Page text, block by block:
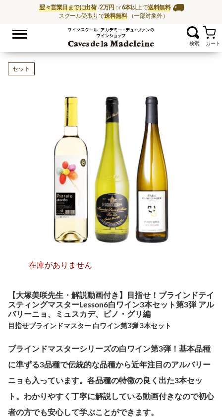
翌々営業日までに出荷/2万円 or6本以上で送料無料
スクール受取りで送料無料 （一部対象外）
ワイン通販ならワイ
お気に入
セット
在庫がありません
【大塚美咲先生・解説動画付き】目指せ！ブラインドテイ
スティングマスターLesson6白ワイン3本セット第3弾 アル
バリーニョ、ミュスカデ、ピノ・グリ編
目指せブラインドマスター 白ワイン第3弾 3本セット
ブラインドマスターシリーズの白ワイン第3弾！基本品種
に準ずる3品種で伝統的な品種から近年注目のアルバリー
ニョも入っています。各品種の特徴の良く出た3本セッ
ト。わかりやすく丁寧に解説している動画付きなので初心
者の方でも安心して学ぶことができます。